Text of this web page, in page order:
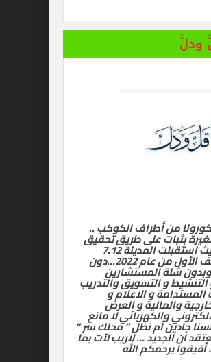
بيانها الثاني
ودلَّ
كورونا من أطراف الكوكب ..
بثبات على طريق تحقيق
أهدافها السياحية حيث استقبلت المدينة 7.12
مليون سائح في النصف الأول من عام 2022…دون
وبدون شلة المستشارين
التنشيط و التسويق والتدريب
المستدامة و الاعلام و
والمالية و العرض
والكهربائي لا مانع
جادين أم نظل ” محلك سر ”
ان الجديد … لاريب لآت بما
يرحمكم الله